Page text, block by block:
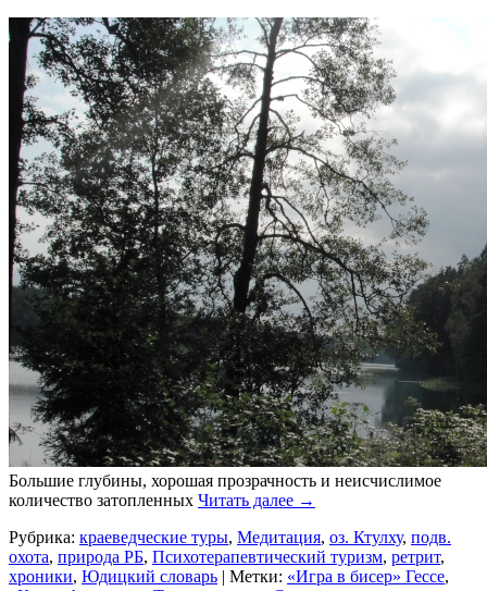
Большие глубины, хорошая прозрачность и неисчислимое
количество затопленных Читать далее →
Рубрика: краеведческие туры, Медитация, оз. Ктулху, подв.
охота, природа РБ, Психотерапевтический туризм, ретрит,
хроники, Юдицкий словарь | Метки: «Игра в бисер» Гессе,